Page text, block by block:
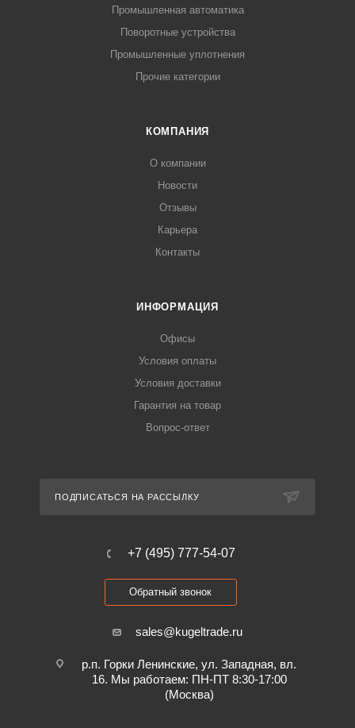
Промышленная автоматика
Поворотные устройства
Промышленные уплотнения
Прочие категории
КОМПАНИЯ
О компании
Новости
Отзывы
Карьера
Контакты
ИНФОРМАЦИЯ
Офисы
Условия оплаты
Условия доставки
Гарантия на товар
Вопрос-ответ
ПОДПИСАТЬСЯ НА РАССЫЛКУ
+7 (495) 777-54-07
Обратный звонок
sales@kugeltrade.ru
р.п. Горки Ленинские, ул. Западная, вл.
16. Мы работаем: ПН-ПТ 8:30-17:00
(Москва)